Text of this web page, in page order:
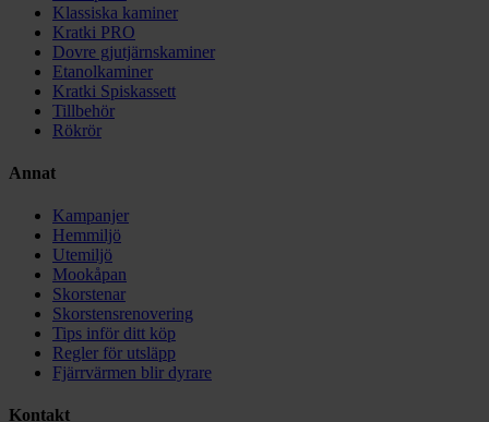
Klassiska kaminer
Kratki PRO
Dovre gjutjärnskaminer
Etanolkaminer
Kratki Spiskassett
Tillbehör
Rökrör
Annat
Kampanjer
Hemmiljö
Utemiljö
Mookåpan
Skorstenar
Skorstensrenovering
Tips inför ditt köp
Regler för utsläpp
Fjärrvärmen blir dyrare
Kontakt